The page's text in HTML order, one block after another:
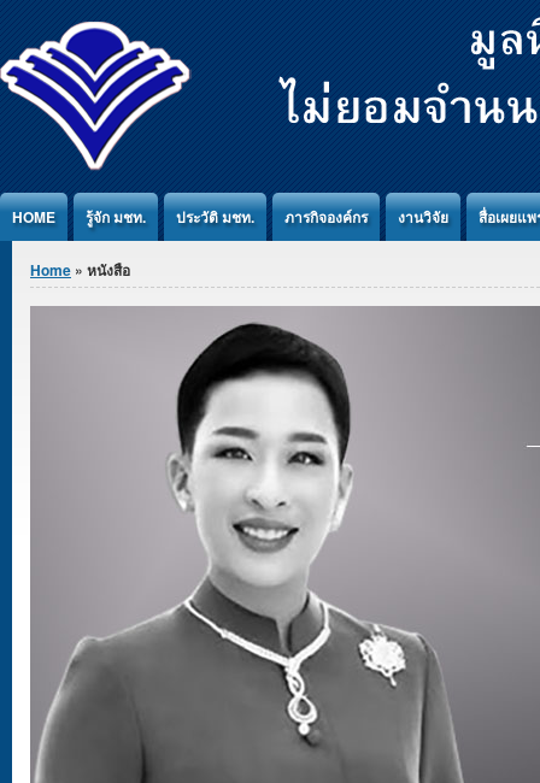
Jump to Content
HOME รู้จัก มชท. ประวัติ มชท. ภารกิจองค์กร งานวิจัย สื่อเผยแพ
You are here
Home » หนังสือ